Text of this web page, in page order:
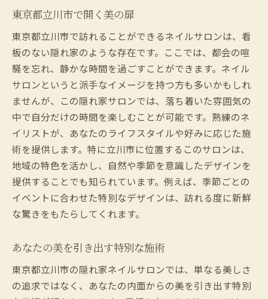
東京都立川市で開く美の扉
東京都立川市で訪れることができるネイルサロンは、看
板のない隠れ家のような存在です。ここでは、都会の喧
騒を忘れ、静かな時間を過ごすことができます。ネイル
サロンというと派手なイメージを持つ方も多いかもしれ
ませんが、この隠れ家サロンでは、落ち着いた雰囲気の
中で自分だけの時間を楽しむことが可能です。熟練のネ
イリストが、あなたのライフスタイルや好みに応じた施
術を提供します。特に立川市に位置するこのサロンは、
地域の特色を活かし、自然や季節を意識したデザインを
提供することでも知られています。例えば、季節ごとの
イベントに合わせた特別なデザインは、訪れる度に新鮮
な驚きをもたらしてくれます。
あなたの美を引き出す特別な施術
東京都立川市の隠れ家ネイルサロンでは、単なる美しさ
の追求ではなく、あなたの内面からの美を引き出す特別